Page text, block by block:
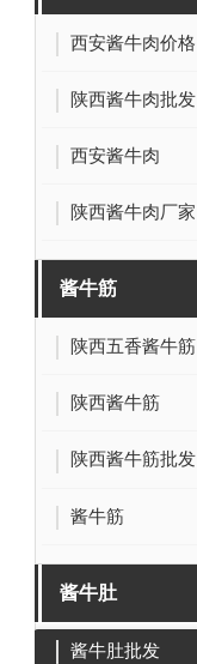
西安酱牛肉价格
陕西酱牛肉批发
西安酱牛肉
陕西酱牛肉厂家
酱牛筋
陕西五香酱牛筋
陕西酱牛筋
陕西酱牛筋批发
酱牛筋
酱牛肚
酱牛肚批发